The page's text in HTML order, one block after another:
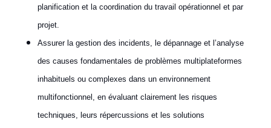
planification et la coordination du travail opérationnel et par
projet.
Assurer la gestion des incidents, le dépannage et l’analyse
des causes fondamentales de problèmes multiplateformes
inhabituels ou complexes dans un environnement
multifonctionnel, en évaluant clairement les risques
techniques, leurs répercussions et les solutions